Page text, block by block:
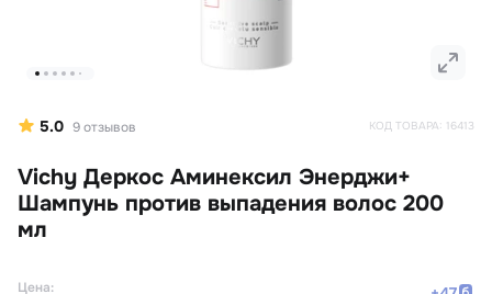
5.0 9отзывов КОД ТОВАРА: 16413
Vichy Деркос Аминексил Энерджи+
Шампунь против выпадения волос 200
мл
Цена: